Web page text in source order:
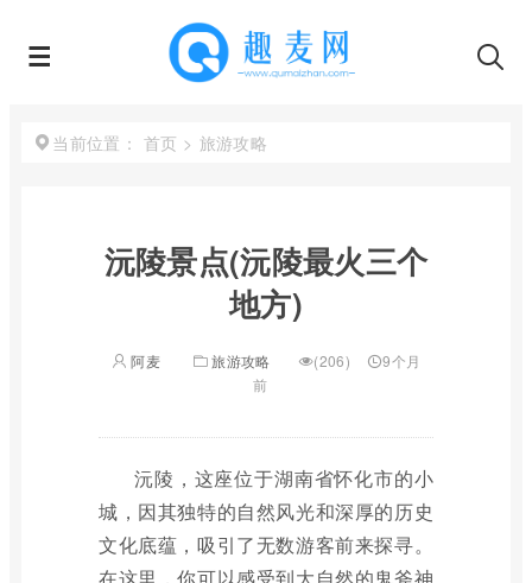
当前位置： 首页 > 旅游攻略
沅陵景点(沅陵最火三个
地方)
阿麦 旅游攻略 (206)
9个月
前
沅陵，这座位于湖南省怀化市的小
城，因其独特的自然风光和深厚的历史
文化底蕴，吸引了无数游客前来探寻。